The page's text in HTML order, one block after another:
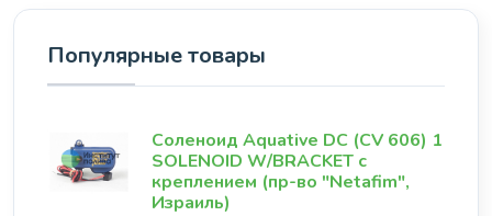
Популярные товары
Соленоид Aquative DC (CV 606) 1
SOLENOID W/BRACKET с
креплением (пр-во "Netafim",
Израиль)